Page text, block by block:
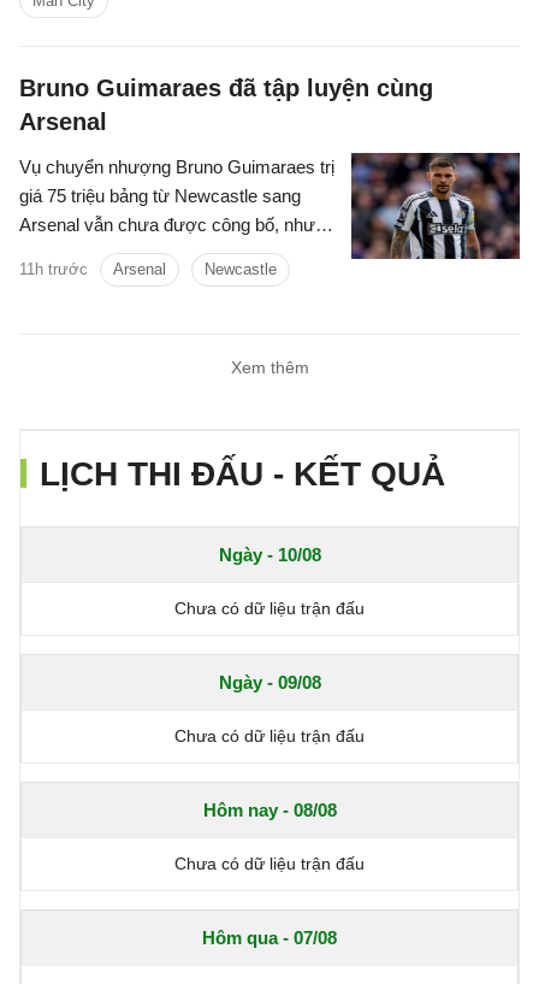
Bruno Guimaraes đã tập luyện cùng
Arsenal
Vụ chuyển nhượng Bruno Guimaraes trị
giá 75 triệu bảng từ Newcastle sang
Arsenal vẫn chưa được công bố, nhưng
tiền vệ này đã tập luyện với Pháo thủ.
11h trước Arsenal Newcastle
Xem thêm
LỊCH THI ĐẤU - KẾT QUẢ
Ngày - 10/08
Chưa có dữ liệu trận đấu
Ngày - 09/08
Chưa có dữ liệu trận đấu
Hôm nay - 08/08
Chưa có dữ liệu trận đấu
Hôm qua - 07/08